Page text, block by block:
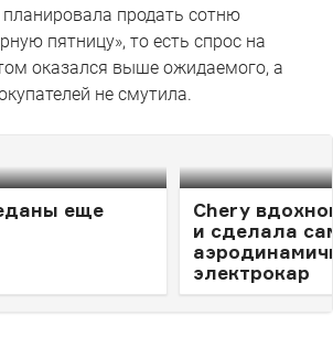
продать сотню
пятницу», то есть спрос на
оказался выше ожидаемого, а
не смутила.
еще
Chery
и сделала
электрокар